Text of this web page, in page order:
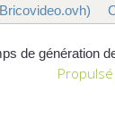
de génération